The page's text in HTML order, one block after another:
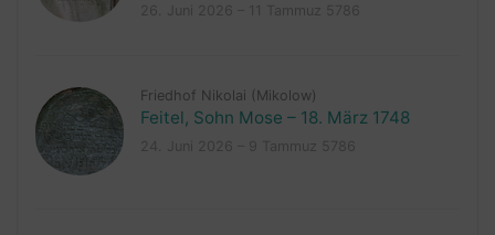
Friedhof Nikolai (Mikolow)
Feitel, Sohn Mose – 18. März 1748